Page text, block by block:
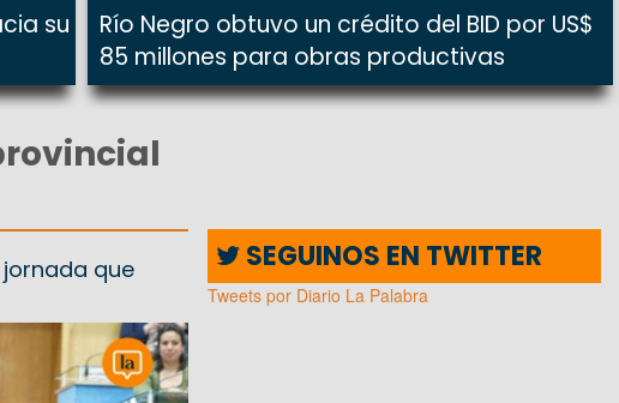
su
Río Negro obtuvo un crédito del BID por US$
85 millones para obras productivas
que
SEGUINOS EN TWITTER
Tweets por Diario La Palabra